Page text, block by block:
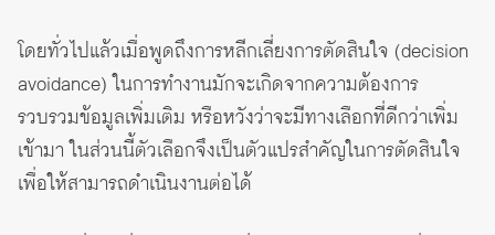
โดยทั่วไปแล้วเมื่อพูดถึงการหลีกเลี่ยงการตัดสินใจ (decision
avoidance) ในการทำงานมักจะเกิดจากความต้องการ
รวบรวมข้อมูลเพิ่มเติม หรือหวังว่าจะมีทางเลือกที่ดีกว่าเพิ่ม
เข้ามา ในส่วนนี้ตัวเลือกจึงเป็นตัวแปรสำคัญในการตัดสินใจ
เพื่อให้สามารถดำเนินงานต่อได้